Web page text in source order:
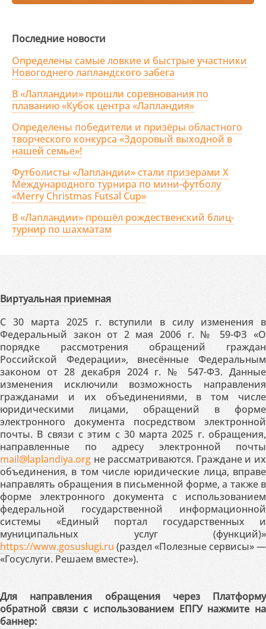
Последние новости
Определены самые ловкие и быстрые участники
Новогоднего лапландского забега
В «Лапландии» прошли соревнования по
плаванию «Кубок центра «Лапландия»
Определены победители и призёры областного
творческого конкурса «Здоровый выходной в
нашей семье»!
Футболисты «Лапландии» стали призерами X
Международного турнира по мини-футболу
«Merry Christmas Futsal Cup»
В «Лапландии» прошёл рождественский блиц-
турнир по шахматам
Виртуальная приемная
С 30 марта 2025 г. вступили в силу изменения в
Федеральный закон от 2 мая 2006 г. № 59-ФЗ «О
порядке рассмотрения обращений граждан
Российской Федерации», внесённые Федеральным
законом от 28 декабря 2024 г. № 547-ФЗ. Данные
изменения исключили возможность направления
гражданами и их объединениями, в том числе
юридическими лицами, обращений в форме
электронного документа посредством электронной
почты. В связи с этим с 30 марта 2025 г. обращения,
направленные по адресу электронной почты
mail@laplandiya.org не рассматриваются. Граждане и их
объединения, в том числе юридические лица, вправе
направлять обращения в письменной форме, а также в
форме электронного документа с использованием
федеральной государственной информационной
системы «Единый портал государственных и
муниципальных услуг (функций)»
https://www.gosuslugi.ru (раздел «Полезные сервисы» —
«Госуслуги. Решаем вместе»).
Для направления обращения через Платформу
обратной связи с использованием ЕПГУ нажмите на
баннер: